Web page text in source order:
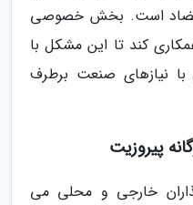
تضاد است. بخش خصوصی
کند تا این مشکل با
با نیازهای صنعت برطرف
پیروزیت
خارجی و محلی می